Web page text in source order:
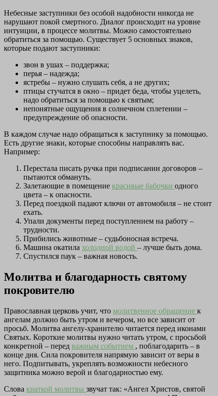
Небесные заступники без особой надобности никогда не
нарушают покой смертного. Диалог происходит на уровне
интуиции, в процессе молитвы. Можно самостоятельно
обратиться за помощью. Существует 5 основных знаков,
которые подают заступники:
звон в ушах – поддержка;
перья – надежда;
ястребы – нужно слушать себя, а не других;
птицы стучатся в окно – придет беда, чтобы уцелеть,
надо обратиться за помощью к святым;
непонятные ощущения в солнечном сплетении –
предупреждение об опасности.
В каждом случае надо обращаться к заступнику за помощью.
Есть другие знаки, которые способны направлять вас.
Например:
Перестала писать ручка при подписании договоров –
пытаются обмануть.
Залетающие в помещение красивые бабочки одного
цвета – к опасности.
Перед поездкой падают ключи от автомобиля – не стоит
ехать.
Упали документы перед поступлением на работу –
трудности.
Прибились животные – судьбоносная встреча.
Машина окатила холодной водой – лучше быть дома.
Спустился паук – важная новость.
Молитва и благодарность святому
покровителю
Православная церковь учит, что молитвенное обращение к
ангелам должно быть утром и вечером, но все зависит от
просьб. Молитва ангелу-хранителю читается перед иконами
Святых. Короткие молитвы нужно читать утром, с просьбой
конкретной – перед важным событием , поблагодарить – в
конце дня. Сила покровителя напрямую зависит от веры в
него. Подпитывать, укреплять возможности небесного
защитника можно верой и благодарностью ему.
Слова краткой молитвы звучат так: «Ангел Христов, святой